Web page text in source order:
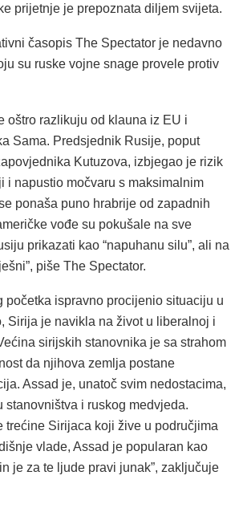
prijetnje je prepoznata diljem svijeta.
časopis The Spectator je nedavno
su ruske vojne snage provele protiv
oštro razlikuju od klauna iz EU i
Sama. Predsjednik Rusije, poput
Kutuzova, izbjegao je rizik
i napustio močvaru s maksimalnim
ponaša puno hrabrije od zapadnih
vođe su pokušale na sve
prikazati kao “napuhanu silu”, ali na
piše The Spectator.
početka ispravno procijenio situaciju u
Sirija je navikla na život u liberalnoj i
sirijskih stanovnika je sa strahom
da njihova zemlja postane
Assad je, unatoč svim nedostacima,
stanovništva i ruskog medvjeda.
trećine Sirijaca koji žive u područjima
vlade, Assad je popularan kao
je za te ljude pravi junak”, zaključuje